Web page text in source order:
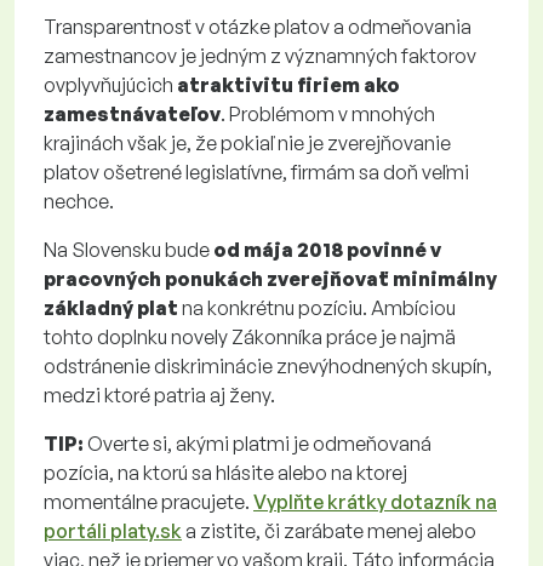
Transparentnosť v otázke platov a odmeňovania
zamestnancov je jedným z významných faktorov
ovplyvňujúcich atraktivitu firiem ako
zamestnávateľov. Problémom v mnohých
krajinách však je, že pokiaľ nie je zverejňovanie
platov ošetrené legislatívne, firmám sa doň veľmi
nechce.
Na Slovensku bude od mája 2018 povinné v
pracovných ponukách zverejňovať minimálny
základný plat na konkrétnu pozíciu. Ambíciou
tohto doplnku novely Zákonníka práce je najmä
odstránenie diskriminácie znevýhodnených skupín,
medzi ktoré patria aj ženy.
TIP: Overte si, akými platmi je odmeňovaná
pozícia, na ktorú sa hlásite alebo na ktorej
momentálne pracujete. Vyplňte krátky dotazník na
portáli platy.sk a zistite, či zarábate menej alebo
viac, než je priemer vo vašom kraji. Táto informácia